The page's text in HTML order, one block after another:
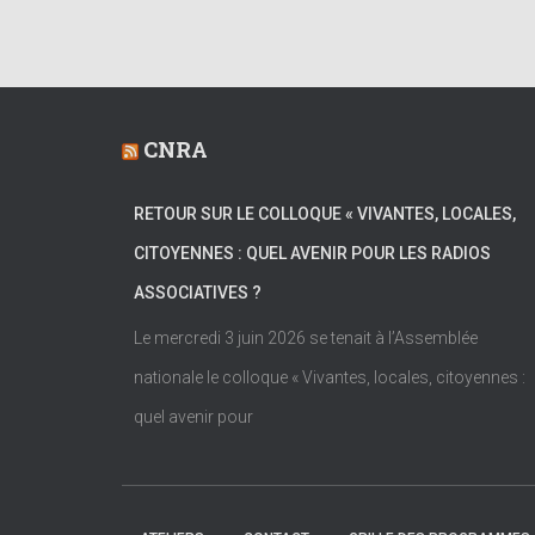
CNRA
RETOUR SUR LE COLLOQUE « VIVANTES, LOCALES,
CITOYENNES : QUEL AVENIR POUR LES RADIOS
ASSOCIATIVES ?
Le mercredi 3 juin 2026 se tenait à l’Assemblée
nationale le colloque « Vivantes, locales, citoyennes :
quel avenir pour